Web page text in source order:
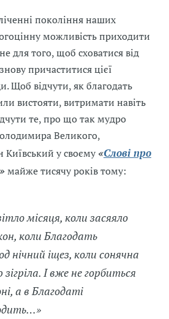
покоління наших
можливість приходити
для того, щоб сховатися від
причаститися цієї
Щоб відчути, як благодать
вистояти, витримати навіть
те, про що так мудро
Великого,
Київський у своєму «Слові про
»майже тисячу років тому:
місяця, коли засяяло
коли Благодать
нічний іщез, коли сонячна
І вже не горбиться
а в Благодаті